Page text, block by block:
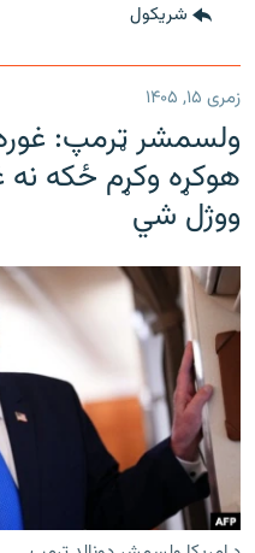
شريکول
زمری ۱۵, ۱۴۰۵
ولسمشر ټرمپ:
هوکړه وکړم ځکه
ووژل شي